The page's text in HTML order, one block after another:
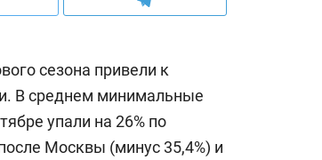
сезона привели к
В среднем минимальные
упали на 26% по
Москвы (минус 35,4%) и